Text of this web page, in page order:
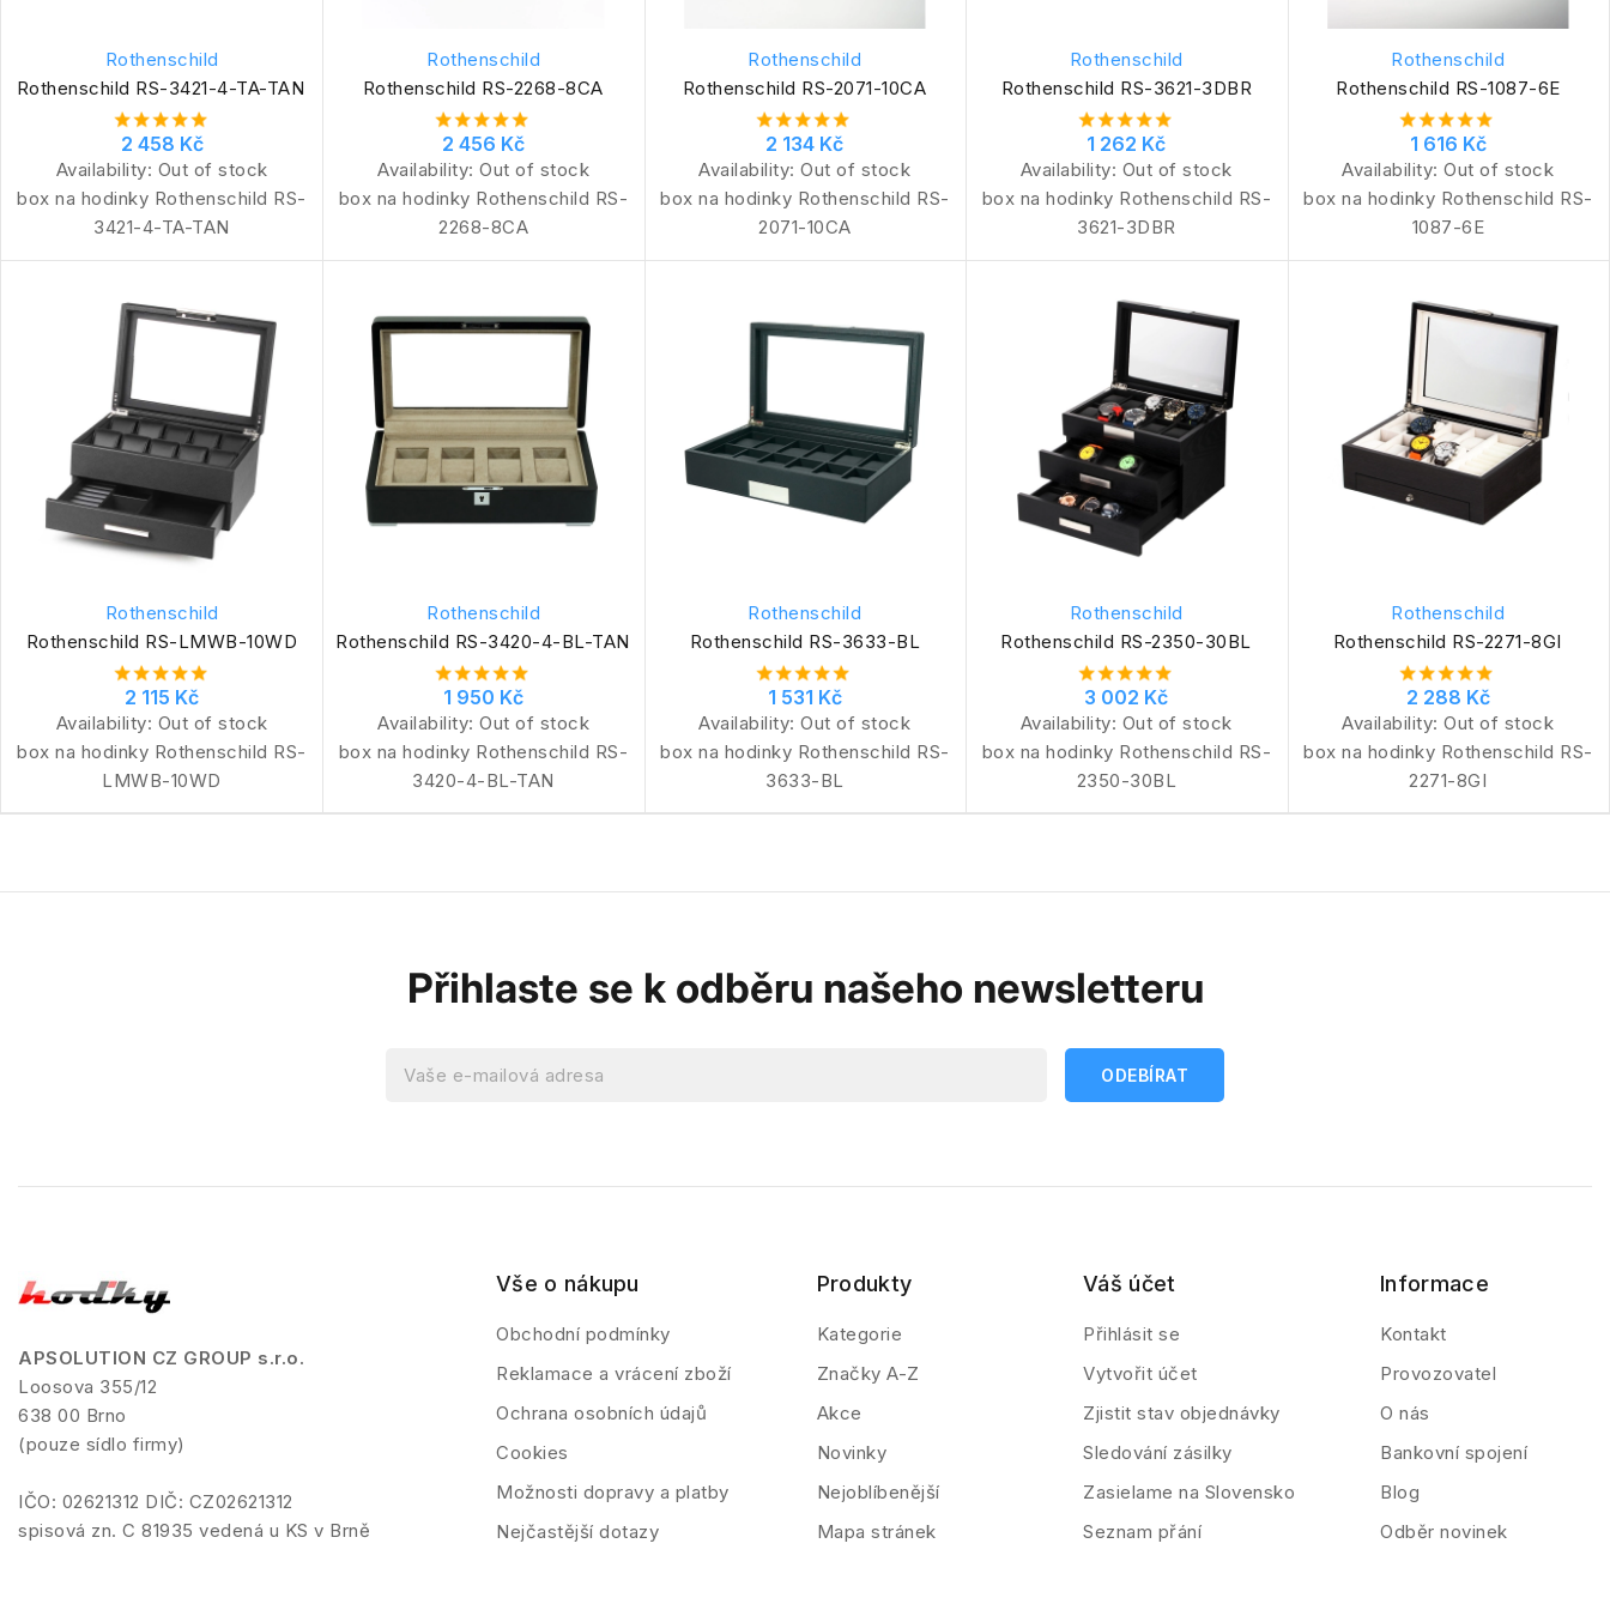
Rothenschild
Rothenschild RS-3421-4-TA-TAN
2 458 Kč
Availability: Out of stock
box na hodinky Rothenschild RS-
3421-4-TA-TAN
Rothenschild
Rothenschild RS-2268-8CA
2 456 Kč
Availability:Out of stock
box na hodinky Rothenschild RS-
2268-8CA
Rothenschild
Rothenschild RS-2071-10CA
2 134 Kč
Availability:Out of stock
box na hodinky Rothenschild RS-
2071-10CA
Rothenschild
Rothenschild RS-3621-3DBR
1 262 Kč
Availability: Out of stock
box na hodinky Rothenschild RS-
3621-3DBR
Rothenschild
Rothenschild RS-1087-6E
1 616 Kč
Availability:Out of stock
box na hodinky Rothenschild RS-
1087-6E
Rothenschild
Rothenschild RS-LMWB-10WD
2 115 Kč
Availability: Out of stock
box na hodinky Rothenschild RS-
LMWB-10WD
Rothenschild
Rothenschild RS-3420-4-BL-TAN
1 950 Kč
Availability:Out of stock
box na hodinky Rothenschild RS-
3420-4-BL-TAN
Rothenschild
Rothenschild RS-3633-BL
1 531 Kč
Availability:Out of stock
box na hodinky Rothenschild RS-
3633-BL
Rothenschild
Rothenschild RS-2350-30BL
3 002 Kč
Availability: Out of stock
box na hodinky Rothenschild RS-
2350-30BL
Rothenschild
Rothenschild RS-2271-8GI
2 288 Kč
Availability:Out of stock
box na hodinky Rothenschild RS-
2271-8GI
Přihlaste se k odběru našeho newsletteru
APSOLUTION CZ GROUP s.r.o.
Loosova 355/12
638 00 Brno
(pouze sídlo firmy)
IČO: 02621312 DIČ: CZ02621312
spisová zn. C 81935 vedená u KS v Brně
Vše o nákupu
Obchodní podmínky
Reklamace a vrácení zboží
Ochrana osobních údajů
Cookies
Možnosti dopravy a platby
Nejčastější dotazy
Produkty
Kategorie
Značky A-Z
Akce
Novinky
Nejoblíbenější
Mapa stránek
Váš účet
Přihlásit se
Vytvořit účet
Zjistit stav objednávky
Sledování zásilky
Zasielame na Slovensko
Seznam přání
Informace
Kontakt
Provozovatel
O nás
Bankovní spojení
Blog
Odběr novinek